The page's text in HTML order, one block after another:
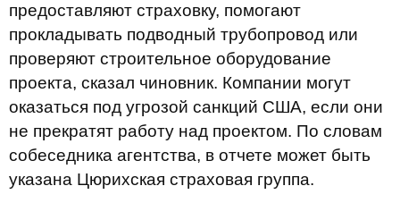
предоставляют страховку, помогают
прокладывать подводный трубопровод или
проверяют строительное оборудование
проекта, сказал чиновник. Компании могут
оказаться под угрозой санкций США, если они
не прекратят работу над проектом. По словам
собеседника агентства, в отчете может быть
указана Цюрихская страховая группа.